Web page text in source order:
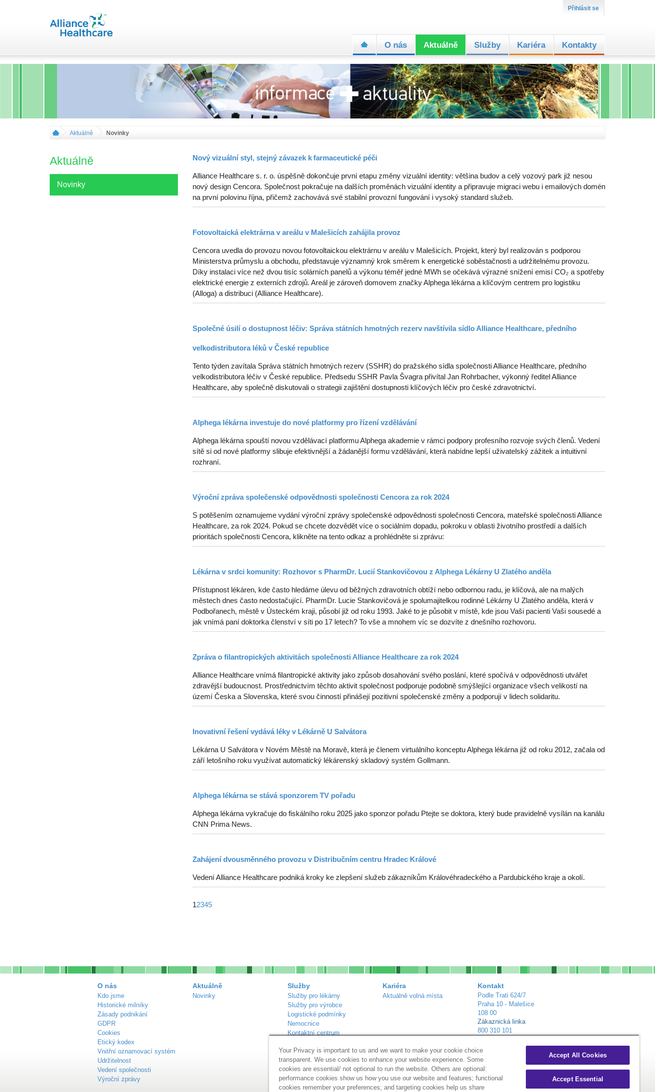
Přihlásit se
O nás Aktuálně Služby Kariéra Kontakty
Aktuálně Novinky
Aktuálně
Novinky
Nový vizuální styl, stejný závazek k farmaceutické péči
Alliance Healthcare s. r. o. úspěšně dokončuje první etapu změny vizuální identity: většina budov a celý vozový park již nesou
nový design Cencora. Společnost pokračuje na dalších proměnách vizuální identity a připravuje migraci webu i emailových domén
na první polovinu října, přičemž zachovává své stabilní provozní fungování i vysoký standard služeb.
Fotovoltaická elektrárna v areálu v Malešicích zahájila provoz
Cencora uvedla do provozu novou fotovoltaickou elektrárnu v areálu v Malešicích. Projekt, který byl realizován s podporou
Ministerstva průmyslu a obchodu, představuje významný krok směrem k energetické soběstačnosti a udržitelnému provozu.
Díky instalaci více než dvou tisíc solárních panelů a výkonu téměř jedné MWh se očekává výrazné snížení emisí CO₂ a spotřeby
elektrické energie z externích zdrojů. Areál je zároveň domovem značky Alphega lékárna a klíčovým centrem pro logistiku
(Alloga) a distribuci (Alliance Healthcare).
Společné úsilí o dostupnost léčiv: Správa státních hmotných rezerv navštívila sídlo Alliance Healthcare, předního
velkodistributora léků v České republice
Tento týden zavítala Správa státních hmotných rezerv (SSHR) do pražského sídla společnosti Alliance Healthcare, předního
velkodistributora léčiv v České republice. Předsedu SSHR Pavla Švagra přivítal Jan Rohrbacher, výkonný ředitel Alliance
Healthcare, aby společně diskutovali o strategii zajištění dostupnosti klíčových léčiv pro české zdravotnictví.
Alphega lékárna investuje do nové platformy pro řízení vzdělávání
Alphega lékárna spouští novou vzdělávací platformu Alphega akademie v rámci podpory profesního rozvoje svých členů. Vedení
sítě si od nové platformy slibuje efektivnější a žádanější formu vzdělávání, která nabídne lepší uživatelský zážitek a intuitivní
rozhraní.
Výroční zpráva společenské odpovědnosti společnosti Cencora za rok 2024
S potěšením oznamujeme vydání výroční zprávy společenské odpovědnosti společnosti Cencora, mateřské společnosti Alliance
Healthcare, za rok 2024. Pokud se chcete dozvědět více o sociálním dopadu, pokroku v oblasti životního prostředí a dalších
prioritách společnosti Cencora, klikněte na tento odkaz a prohlédněte si zprávu:
Lékárna v srdci komunity: Rozhovor s PharmDr. Lucií Stankovičovou z Alphega Lékárny U Zlatého anděla
Přístupnost lékáren, kde často hledáme úlevu od běžných zdravotních obtíží nebo odbornou radu, je klíčová, ale na malých
městech dnes často nedostačující. PharmDr. Lucie Stankovičová je spolumajitelkou rodinné Lékárny U Zlatého anděla, která v
Podbořanech, městě v Ústeckém kraji, působí již od roku 1993. Jaké to je působit v místě, kde jsou Vaši pacienti Vaši sousedé a
jak vnímá paní doktorka členství v síti po 17 letech? To vše a mnohem víc se dozvíte z dnešního rozhovoru.
Zpráva o filantropických aktivitách společnosti Alliance Healthcare za rok 2024
Alliance Healthcare vnímá filantropické aktivity jako způsob dosahování svého poslání, které spočívá v odpovědnosti utvářet
zdravější budoucnost. Prostřednictvím těchto aktivit společnost podporuje podobně smýšlející organizace všech velikostí na
území Česka a Slovenska, které svou činností přinášejí pozitivní společenské změny a podporují v lidech solidaritu.
Inovativní řešení vydává léky v Lékárně U Salvátora
Lékárna U Salvátora v Novém Městě na Moravě, která je členem virtuálního konceptu Alphega lékárna již od roku 2012, začala od
září letošního roku využívat automatický lékárenský skladový systém Gollmann.
Alphega lékárna se stává sponzorem TV pořadu
Alphega lékárna vykračuje do fiskálního roku 2025 jako sponzor pořadu Ptejte se doktora, který bude pravidelně vysílán na kanálu
CNN Prima News.
Zahájení dvousměnného provozu v Distribučním centru Hradec Králové
Vedení Alliance Healthcare podniká kroky ke zlepšení služeb zákazníkům Královéhradeckého a Pardubického kraje a okolí.
12345
O nás
Kdo jsme
Historické milníky
Zásady podnikání
GDPR
Cookies
Etický kodex
Vnitřní oznamovací systém
Udržitelnost
Vedení společnosti
Výroční zprávy
Aktuálně
Novinky
Služby
Služby pro lékárny
Služby pro výrobce
Logistické podmínky
Nemocnice
Kontaktní centrum
Inzerce lékáren
Kariéra
Aktuálně volná místa
Kontakt
Podle Trati 624/7
Praha 10 - Malešice
108 00
Zákaznická linka
800 310 101
+ Distribuční centra
Your Privacy is important to us and we want to make your cookie choice
transparent. We use cookies to enhance your website experience. Some
cookies are essential/ not optional to run the website. Others are optional:
performance cookies show us how you use our website and features; functional
cookies remember your preferences; and targeting cookies help us share
Accept All Cookies
Accept Essential